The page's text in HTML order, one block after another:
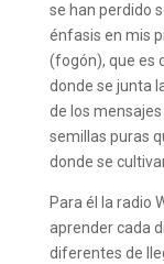
se han perdido
énfasis en mis
(fogón), que es
donde se junta
de los
semillas puras
donde se
Para él la radio
aprender cada
diferentes de